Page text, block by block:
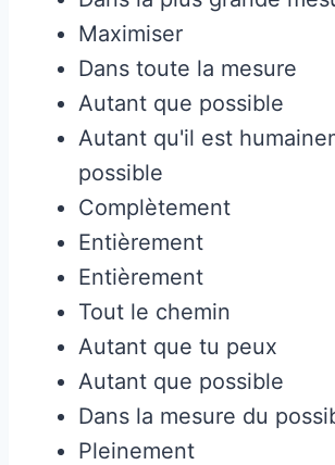
Maximiser
Dans toute la mesure
Autant que possible
Autant qu'il est
possible
Complètement
Entièrement
Entièrement
Tout le chemin
Autant que tu peux
Autant que possible
Dans la mesure du
Pleinement